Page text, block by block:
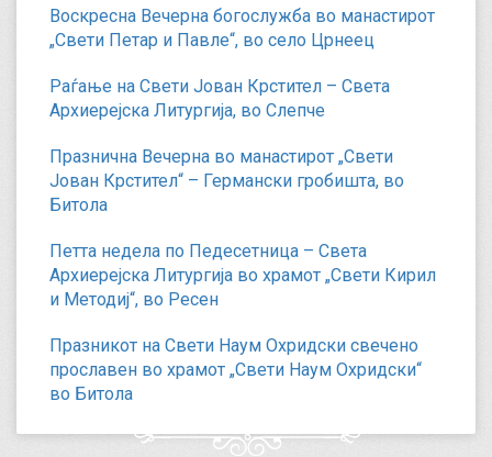
Воскресна Вечерна богослужба во манастирот
„Свети Петар и Павле“, во село Црнеец
Раѓање на Свети Јован Крстител – Света
Архиерејска Литургија, во Слепче
Празнична Вечерна во манастирот „Свети
Јован Крстител“ – Германски гробишта, во
Битола
Петта недела по Педесетница – Света
Архиерејска Литургија во храмот „Свети Кирил
и Методиј“, во Ресен
Празникот на Свети Наум Охридски свечено
прославен во храмот „Свети Наум Охридски“
во Битола